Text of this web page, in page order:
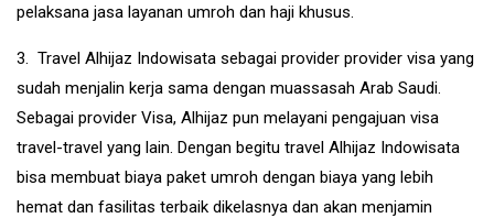
pelaksana jasa layanan umroh dan haji khusus.
3. Travel Alhijaz Indowisata sebagai provider provider visa yang
sudah menjalin kerja sama dengan muassasah Arab Saudi.
Sebagai provider Visa, Alhijaz pun melayani pengajuan visa
travel-travel yang lain. Dengan begitu travel Alhijaz Indowisata
bisa membuat biaya paket umroh dengan biaya yang lebih
hemat dan fasilitas terbaik dikelasnya dan akan menjamin